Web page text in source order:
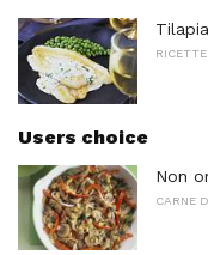
Users choice
Non
CARNE